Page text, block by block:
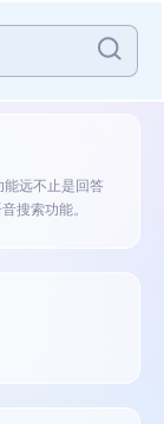
远不止是回答
搜索功能。